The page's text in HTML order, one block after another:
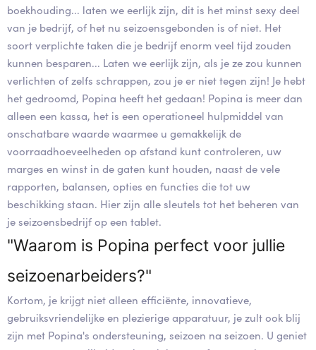
boekhouding... laten we eerlijk zijn, dit is het minst sexy deel
van je bedrijf, of het nu seizoensgebonden is of niet. Het
soort verplichte taken die je bedrijf enorm veel tijd zouden
kunnen besparen... Laten we eerlijk zijn, als je ze zou kunnen
verlichten of zelfs schrappen, zou je er niet tegen zijn! Je hebt
het gedroomd, Popina heeft het gedaan! Popina is meer dan
alleen een kassa, het is een operationeel hulpmiddel van
onschatbare waarde waarmee u gemakkelijk de
voorraadhoeveelheden op afstand kunt controleren, uw
marges en winst in de gaten kunt houden, naast de vele
rapporten, balansen, opties en functies die tot uw
beschikking staan. Hier zijn alle sleutels tot het beheren van
je seizoensbedrijf op een tablet.
"Waarom is Popina perfect voor jullie
seizoenarbeiders?"
Kortom, je krijgt niet alleen efficiënte, innovatieve,
gebruiksvriendelijke en plezierige apparatuur, je zult ook blij
zijn met Popina's ondersteuning, seizoen na seizoen. U geniet